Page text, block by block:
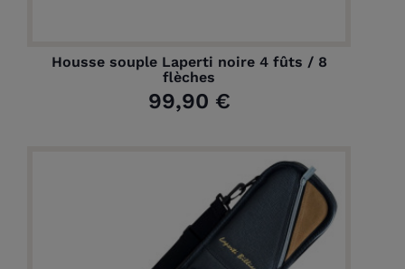
Housse souple Laperti noire 4 fûts / 8
flèches
99,90 €